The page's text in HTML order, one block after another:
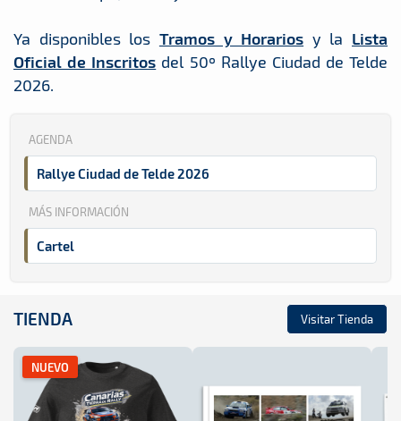
Ya disponibles los Tramos y Horarios y la Lista
Oficial de Inscritos del 50º Rallye Ciudad de Telde
2026.
AGENDA
Rallye Ciudad de Telde 2026
MÁS INFORMACIÓN
Cartel
TIENDA Visitar Tienda
NUEVO